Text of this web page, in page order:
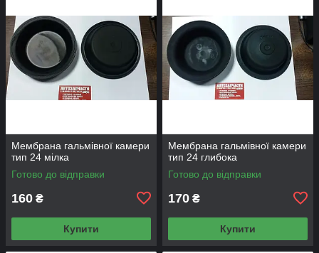
Мембрана гальмівної камери
тип 24 мілка
Готово до відправки
160 ₴
Купити
Мембрана гальмівної камери
тип 24 глибока
Готово до відправки
170 ₴
Купити